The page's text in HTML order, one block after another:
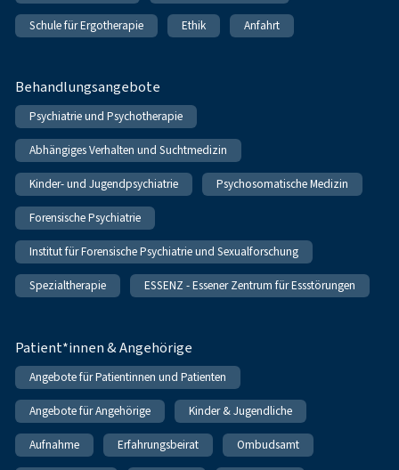
Schule für Ergotherapie Ethik Anfahrt
Behandlungsangebote
Psychiatrie und Psychotherapie
Abhängiges Verhalten und Suchtmedizin
Kinder- und Jugendpsychiatrie Psychosomatische Medizin
Forensische Psychiatrie
Institut für Forensische Psychiatrie und Sexualforschung
Spezialtherapie ESSENZ - Essener Zentrum für Essstörungen
Patient*innen & Angehörige
Angebote für Patientinnen und Patienten
Angebote für Angehörige Kinder & Jugendliche
Aufnahme Erfahrungsbeirat Ombudsamt